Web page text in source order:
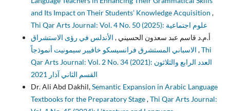
and Its Impact on Their Students’ Knowledge Acquisition ,
Thi Qar Arts Journal: Vol. 4 No. 50 (2025): علوم اجتماعية
أ.م.د قاسم عبد سعدون الحسيني , الأندلس في رؤى الاستشراق
,Thi
Qar Arts Journal: Vol. 2 No. 34 (2021): العدد الرابع والثلاثون
القسم الثاني آذار 2021
Dr. Ali Abd Dakhil,Semantic Expansion in Arabic Language
Textbooks for the Preparatory Stage,Thi Qar Arts Journal: